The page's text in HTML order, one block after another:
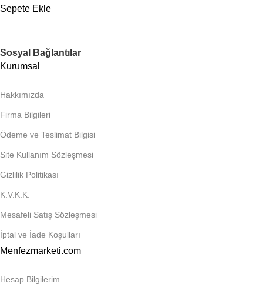
Sepete Ekle
Sosyal Bağlantılar
Kurumsal
Hakkımızda
Firma Bilgileri
Ödeme ve Teslimat Bilgisi
Site Kullanım Sözleşmesi
Gizlilik Politikası
K.V.K.K.
Mesafeli Satış Sözleşmesi
İptal ve İade Koşulları
Menfezmarketi.com
Hesap Bilgilerim